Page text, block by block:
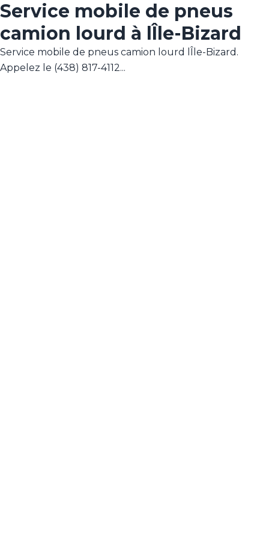
Service mobile de pneus
camion lourd à lÎle-Bizard
Service mobile de pneus camion lourd lÎle-Bizard.
Appelez le (438) 817-4112...